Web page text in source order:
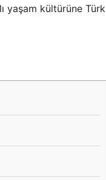
yaşam kültürüne Türk